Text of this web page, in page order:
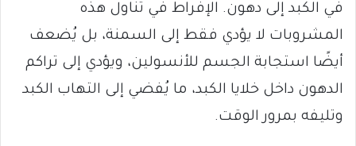
في الكبد إلى دهون. الإفراط في تناول هذه
المشروبات لا يؤدي فقط إلى السمنة، بل يُضعف
أيضًا استجابة الجسم للأنسولين، ويؤدي إلى تراكم
الدهون داخل خلايا الكبد، ما يُفضي إلى التهاب الكبد
وتليفه بمرور الوقت.